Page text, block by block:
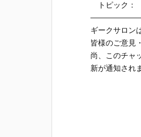
トピック：
ギークサロン
皆様のご意見
尚、このチャ
新が通知され